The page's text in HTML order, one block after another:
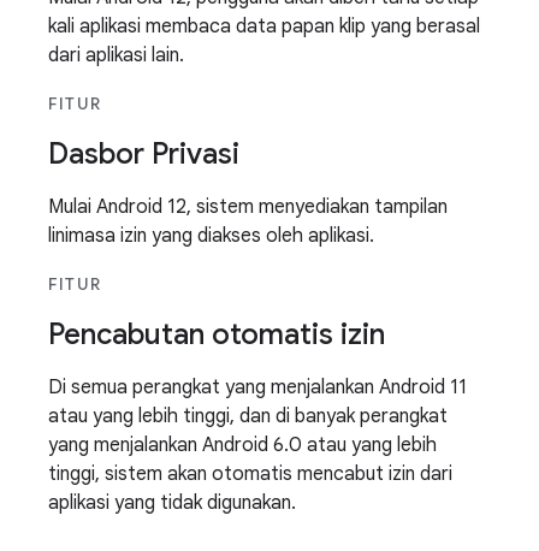
kali aplikasi membaca data papan klip yang berasal
dari aplikasi lain.
FITUR
Dasbor Privasi
Mulai Android 12, sistem menyediakan tampilan
linimasa izin yang diakses oleh aplikasi.
FITUR
Pencabutan otomatis izin
Di semua perangkat yang menjalankan Android 11
atau yang lebih tinggi, dan di banyak perangkat
yang menjalankan Android 6.0 atau yang lebih
tinggi, sistem akan otomatis mencabut izin dari
aplikasi yang tidak digunakan.